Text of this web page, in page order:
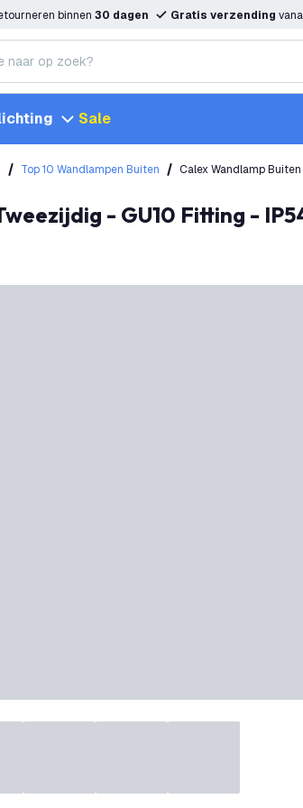
binnen 30 dagen Gratis verzending
Sale
Top 10 Wandlampen Buiten Calex Wandlamp
- GU10 Fitting -